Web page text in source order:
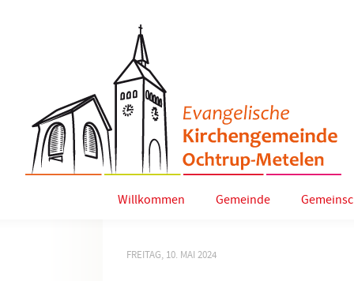
Willkommen Gemeinde
FREITAG, 10. MAI 2024